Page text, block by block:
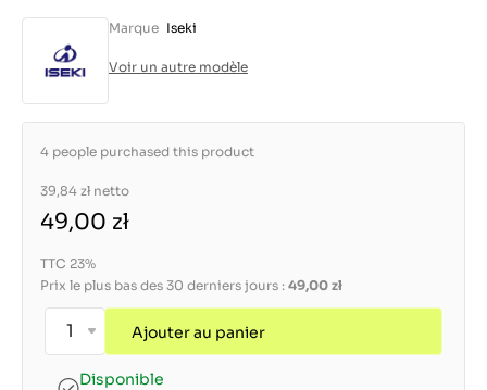
Marque Iseki
Voir un autre modèle
4 people purchased this product
39,84 zł netto
49,00 zł
TTC 23%
Prix le plus bas des 30 derniers jours : 49,00 zł
Ajouter au panier
Disponible